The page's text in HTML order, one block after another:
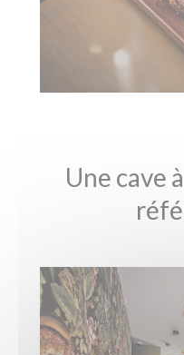
Une cave